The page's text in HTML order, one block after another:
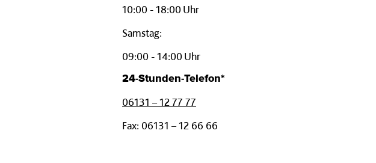
10:00 - 18:00 Uhr
Samstag:
09:00 - 14:00 Uhr
24-Stunden-Telefon*
06131 – 12 77 77
Fax: 06131 – 12 66 66